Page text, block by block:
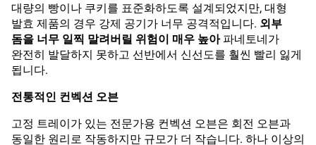
대량의 빵이나 쿠키를 표준화하도록 설계되었지만, 대형
발효 제품의 경우 강제 공기가 너무 공격적입니다. 외부
돔을 너무 일찍 말려버릴 위험이 매우 높아파네토네가
완전히 발달하지 못하고 선반에서 신선도를 훨씬 빨리 잃게
됩니다.
전통적인 컨벡션 오븐
고정 트레이가 있는 전문가용 컨벡션 오븐은 회전 오븐과
동일한 원리로 작동하지만 규모가 더 작습니다. 하나 이상의